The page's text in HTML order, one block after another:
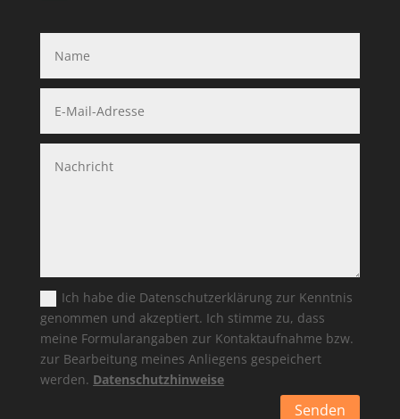
Ich habe die Datenschutzerklärung zur Kenntnis
genommen und akzeptiert. Ich stimme zu, dass
meine Formularangaben zur Kontaktaufnahme bzw.
zur Bearbeitung meines Anliegens gespeichert
werden. Datenschutzhinweise
Senden